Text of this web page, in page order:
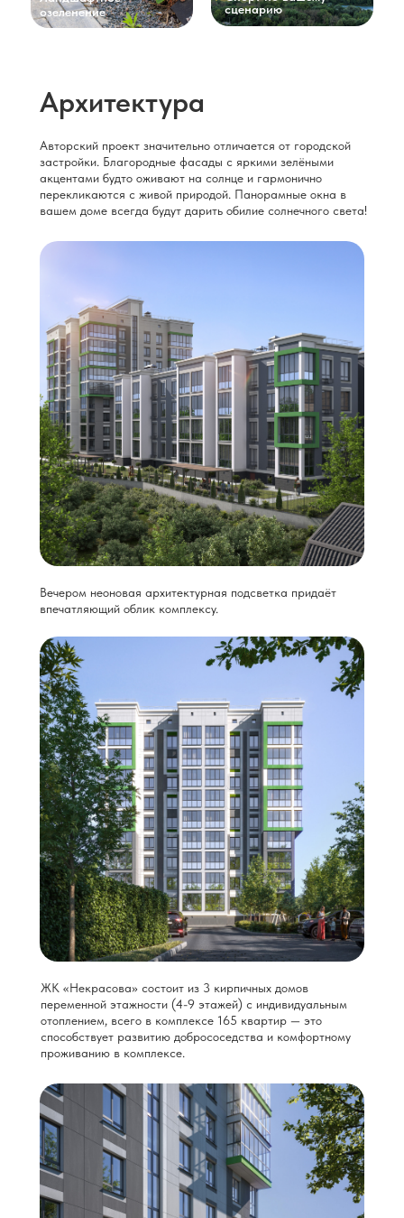
сценарию
озеленение
Авторский проект значительно отличается от городской
застройки. Благородные фасады с яркими зелёными
акцентами будто оживают на солнце и гармонично
перекликаются с живой природой. Панорамные окна в
вашем доме всегда будут дарить обилие солнечного света!
Вечером неоновая архитектурная подсветка придаёт
впечатляющий облик комплексу.
ЖК «Некрасова» состоит из 3 кирпичных домов
переменной этажности (4-9 этажей) с индивидуальным
отоплением, всего в комплексе 165 квартир — это
способствует развитию добрососедства и комфортному
проживанию в комплексе.
Архитектура